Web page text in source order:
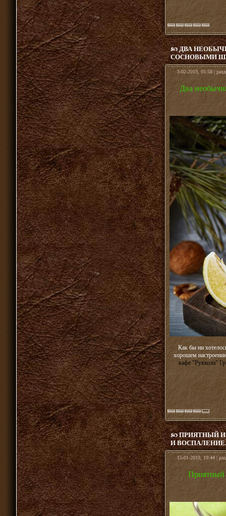
ДВА
СОСНОВЫМИ
3-02-2019, 05:58 |
Два
Как бы ни
хорошем
кафе "Руккола"
ПРИЯТНЫЙ
И ВОСПАЛЕНИЕ.
15-01-2019, 19:44 |
Приятный